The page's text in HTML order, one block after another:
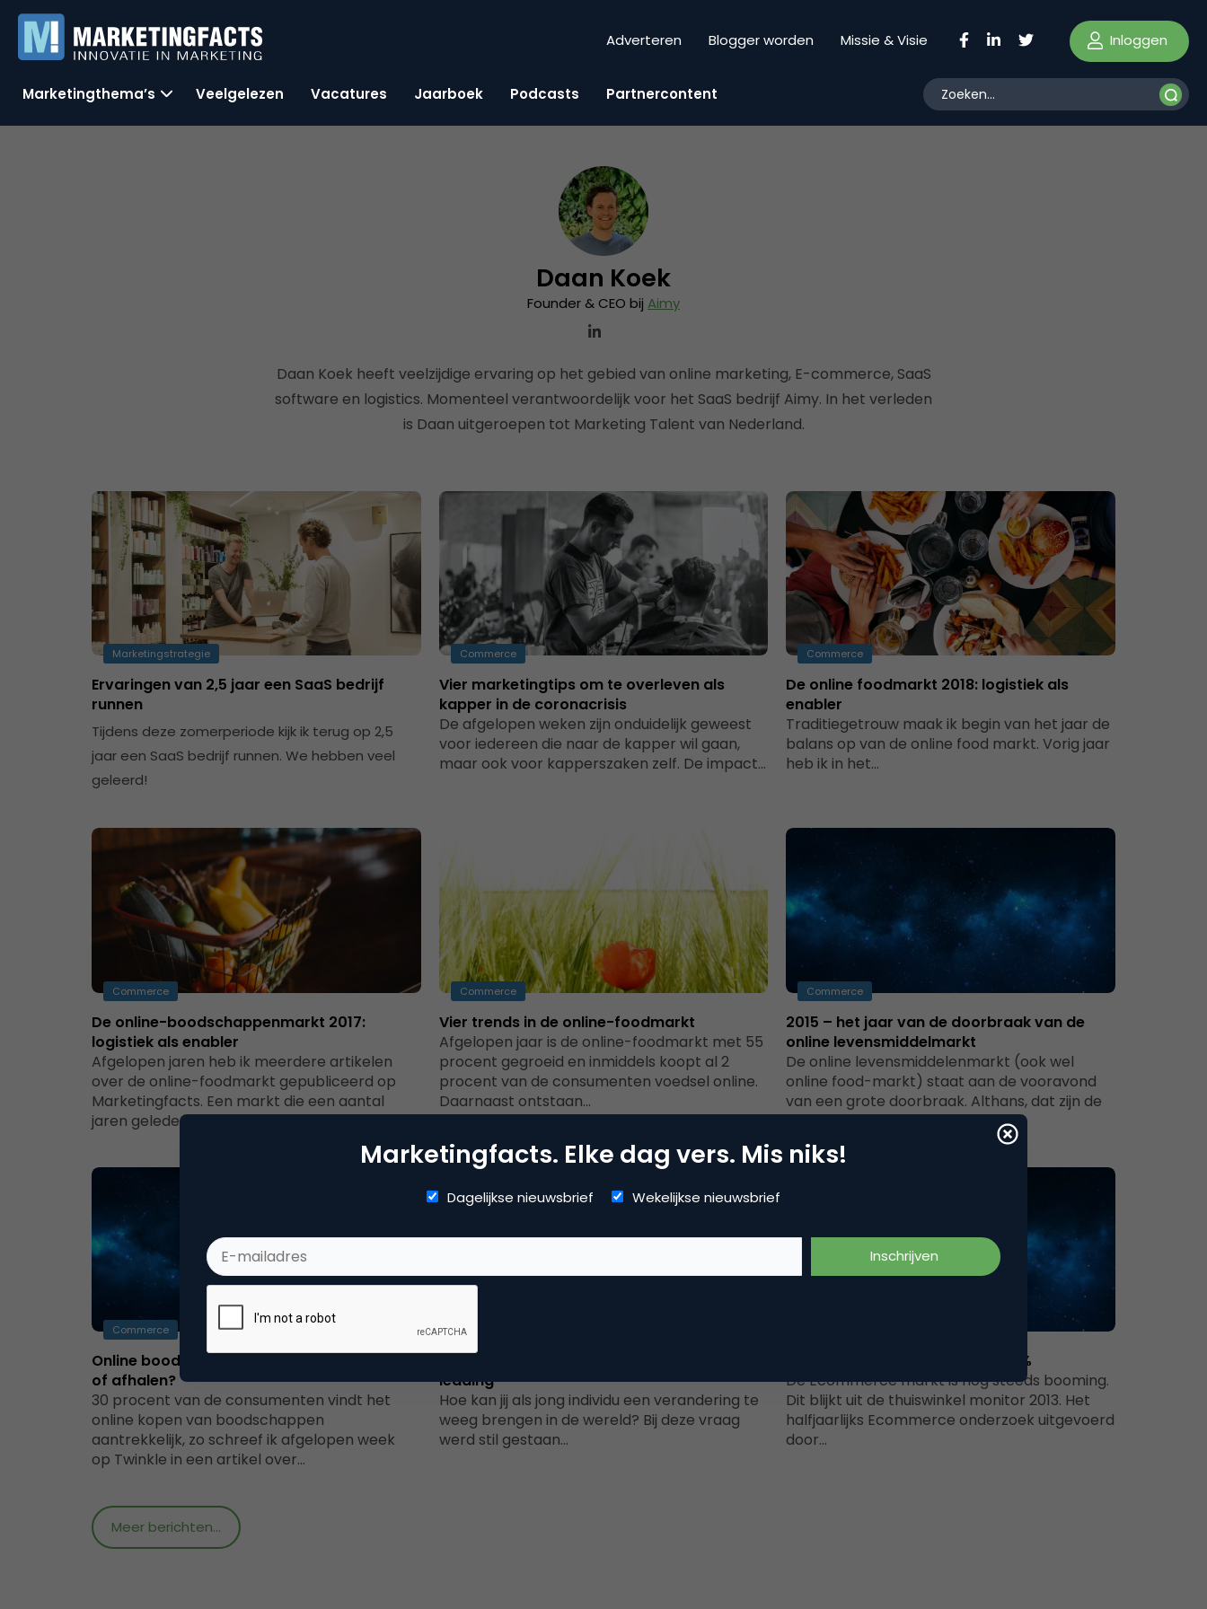
Adverteren Blogger worden Missie & Visie Inloggen
Marketingthema’s Veelgelezen Vacatures Jaarboek Podcasts Partnercontent
Daan Koek
Founder & CEO bij Aimy
Daan Koek heeft veelzijdige ervaring op het gebied van online marketing, E-commerce, SaaS
software en logistics. Momenteel verantwoordelijk voor het SaaS bedrijf Aimy. In het verleden
is Daan uitgeroepen tot Marketing Talent van Nederland.
Marketingstrategie
Ervaringen van 2,5 jaar een SaaS bedrijf
runnen
Tijdens deze zomerperiode kijk ik terug op 2,5
jaar een SaaS bedrijf runnen. We hebben veel
geleerd!
Commerce
Vier marketingtips om te overleven als
kapper in de coronacrisis
De afgelopen weken zijn onduidelijk geweest
voor iedereen die naar de kapper wil gaan,
maar ook voor kapperszaken zelf. De impact…
Commerce
De online foodmarkt 2018: logistiek als
enabler
Traditiegetrouw maak ik begin van het jaar de
balans op van de online food markt. Vorig jaar
heb ik in het…
Commerce
De online-boodschappenmarkt 2017:
logistiek als enabler
Afgelopen jaren heb ik meerdere artikelen
over de online-foodmarkt gepubliceerd op
Marketingfacts. Een markt die een aantal
jaren geleden nog…
Commerce
Vier trends in de online-foodmarkt
Afgelopen jaar is de online-foodmarkt met 55
procent gegroeid en inmiddels koopt al 2
procent van de consumenten voedsel online.
Daarnaast ontstaan…
Commerce
2015 – het jaar van de doorbraak van de
online levensmiddelmarkt
De online levensmiddelenmarkt (ook wel
online food-markt) staat aan de vooravond
van een grote doorbraak. Althans, dat zijn de
verwachtingen…
Commerce
Online boodschappen: thuis laten bezorgen
of afhalen?
30 procent van de consumenten vindt het
online kopen van boodschappen
aantrekkelijk, zo schreef ik afgelopen week
op Twinkle in een artikel over…
Commerce
leading
Hoe kan jij als jong individu een verandering te
weeg brengen in de wereld? Bij deze vraag
werd stil gestaan…
Groei online bestellingen met 10%
De Ecommerce markt is nog steeds booming.
Dit blijkt uit de thuiswinkel monitor 2013. Het
halfjaarlijks Ecommerce onderzoek uitgevoerd
door…
Meer berichten...
Marketingfacts. Elke dag vers. Mis niks!
Dagelijkse nieuwsbrief Wekelijkse nieuwsbrief